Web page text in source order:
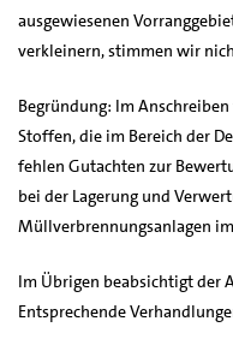
ausgewiesenen
verkleinern, stimmen wir
Begründung: Im
Stoffen, die im Bereich der
fehlen Gutachten zur
bei der Lagerung und
Müllverbrennungsanlagen
Im Übrigen beabsichtigt der
Entsprechende